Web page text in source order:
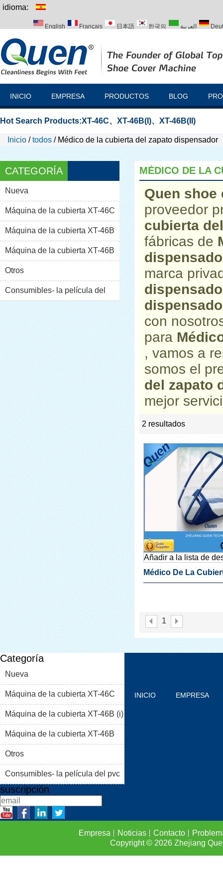
idioma:
English Français 日本語 한국의 العربية
INICIO EMPRESA PRODUCTOS BLOG
Hot Search Products:XT-46C、 XT-46B(I)、 XT-46B(II)
Inicio /todos / Médico de la cubierta del zapato dispensador
CATEGORÍA
Nueva
Máquina de la cubierta XT-46C
Máquina de la cubierta XT-46B
(i)Máquina de la cubierta XT-46B
(II)
Otros
Consumibles- la película del
pvc
MÉDICO DE LA
Quen
proveedor
cubierta
fábricas de
marca
con
para
, vamos a
somos el
del zapato
mejor
2 resultados
Añadir a la lista de
Médico De La
1
Categoría
Nueva
Máquina de la cubierta XT-46C
Máquina de la cubierta XT-46B (i)
Máquina de la cubierta XT-46B
(II)
Otros
Consumibles- la película del pvc
suscripción
INICIO EMPRESA
Empresa Noticias Contacto
Copyright © 2026Zhejiang